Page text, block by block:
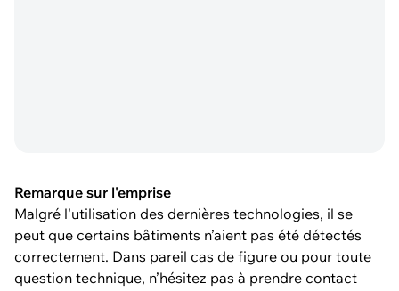
Remarque sur l'emprise
Malgré l'utilisation des dernières technologies, il se
peut que certains bâtiments n’aient pas été détectés
correctement. Dans pareil cas de figure ou pour toute
question technique, n’hésitez pas à prendre contact